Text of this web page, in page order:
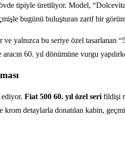
tipiyle üretiliyor. Model,
bugünü buluşturan zarif bir
yalnızca bu seriye özel tasarlanan
60. yıl dönümüne vurgu
ediyor. Fiat 500 60. yıl özel seri fildişi
detaylarla donatılan kabin,